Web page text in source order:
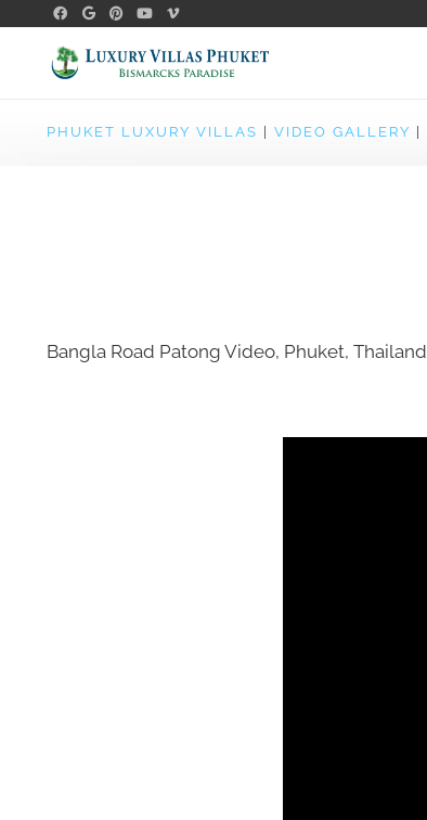
PHUKET LUXURY VILLAS VIDEO GALLERY
Bangla Road Patong Video, Phuket, Thailand